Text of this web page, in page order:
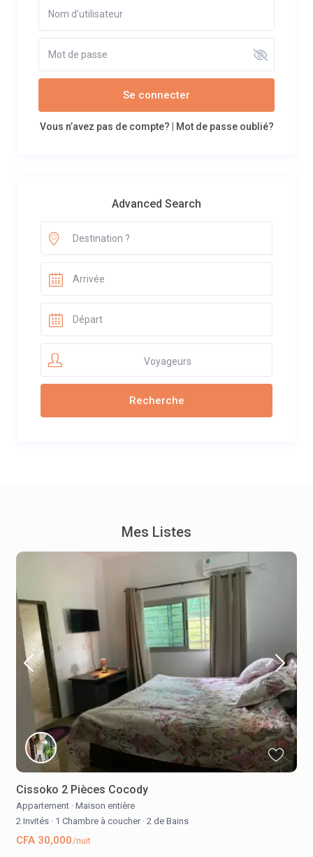
Se connecter
Vous n’avez pas de compte? Mot de passe oublié?
Advanced Search
Voyageurs
Mes Listes
Cissoko 2 Pièces Cocody
Appartement · Maison entière
2 Invités · 1 Chambre à coucher · 2 de Bains
CFA 30,000/nuit